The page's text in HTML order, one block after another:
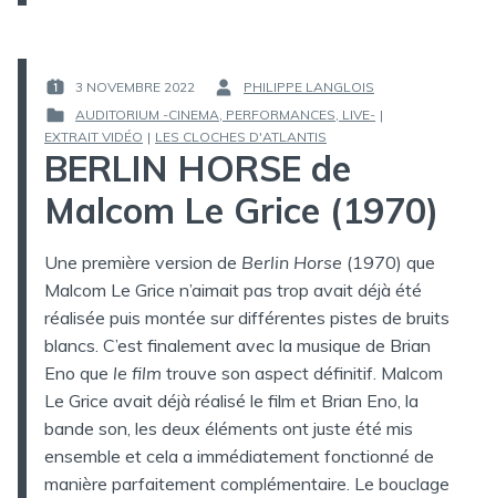
PUBLIÉ
LE :
3 NOVEMBRE 2022
PAR :
PHILIPPE LANGLOIS
PUBLIÉ
DANS
AUDITORIUM -CINEMA, PERFORMANCES, LIVE- |
EXTRAIT VIDÉO | LES CLOCHES D'ATLANTIS
BERLIN HORSE de
Malcom Le Grice (1970)
Une première version de Berlin Horse (1970) que
Malcom Le Grice n’aimait pas trop avait déjà été
réalisée puis montée sur différentes pistes de bruits
blancs. C’est finalement avec la musique de Brian
Eno que le film trouve son aspect définitif. Malcom
Le Grice avait déjà réalisé le film et Brian Eno, la
bande son, les deux éléments ont juste été mis
ensemble et cela a immédiatement fonctionné de
manière parfaitement complémentaire. Le bouclage